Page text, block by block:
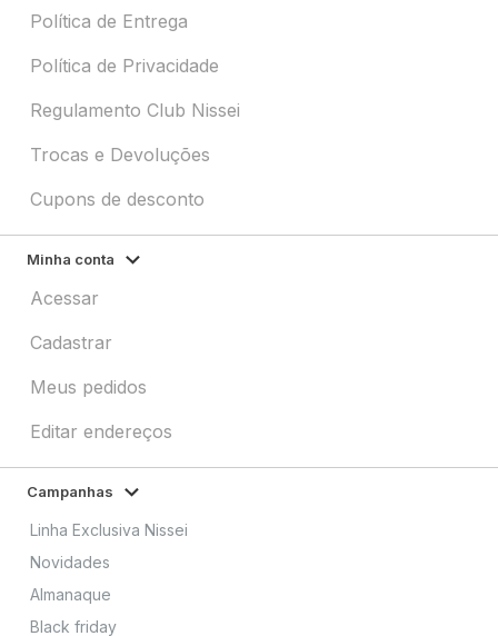
Política de Entrega
Política de Privacidade
Regulamento Club Nissei
Trocas e Devoluções
Cupons de desconto
Minha conta
Acessar
Cadastrar
Meus pedidos
Editar endereços
Campanhas
Linha Exclusiva Nissei
Novidades
Almanaque
Black friday